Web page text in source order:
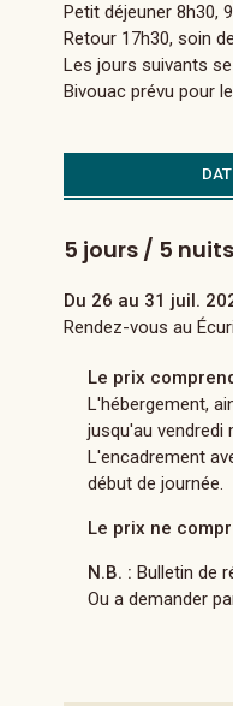
Petit déjeuner 8h30,
Retour 17h30, soin
Les jours suivants
Bivouac prévu pour
5 jours / 5
Du 26 au 31 juil.
Rendez-vous au
Le prix
L'hébergement,
jusqu'au vendredi
L'encadrement
début de journée.
Le prix ne
N.B. : Bulletin de
Ou a demander